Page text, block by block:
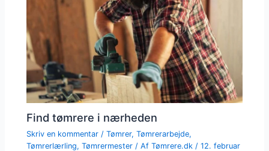
Find tømrere i nærheden
Skriv en kommentar /Tømrer,Tømrerarbejde,
Tømrerlærling,Tømrermester / AfTømrere.dk /12. februar